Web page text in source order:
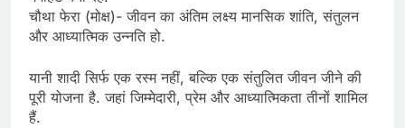
चौथा फेरा (मोक्ष)- जीवन का अंतिम लक्ष्य मानसिक शांति, संतुलन
और आध्यात्मिक उन्नति हो.
यानी शादी सिर्फ एक रस्म नहीं, बल्कि एक संतुलित जीवन जीने की
पूरी योजना है. जहां जिम्मेदारी, प्रेम और आध्यात्मिकता तीनों शामिल
हैं.